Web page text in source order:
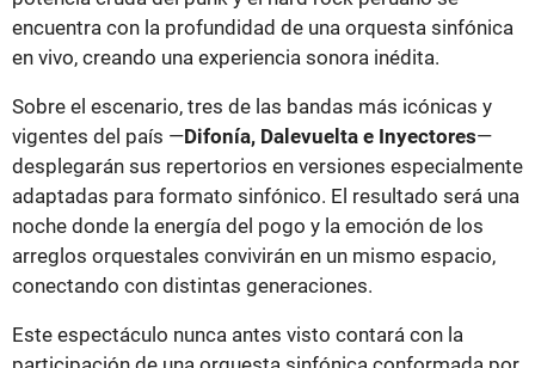
encuentra con la profundidad de una orquesta sinfónica
en vivo, creando una experiencia sonora inédita.
Sobre el escenario, tres de las bandas más icónicas y
vigentes del país —Difonía, Dalevuelta e Inyectores
—
desplegarán sus repertorios en versiones especialmente
adaptadas para formato sinfónico. El resultado será una
noche donde la energía del pogo y la emoción de los
arreglos orquestales convivirán en un mismo espacio,
conectando con distintas generaciones.
Este espectáculo nunca antes visto contará con la
participación de una orquesta sinfónica conformada por